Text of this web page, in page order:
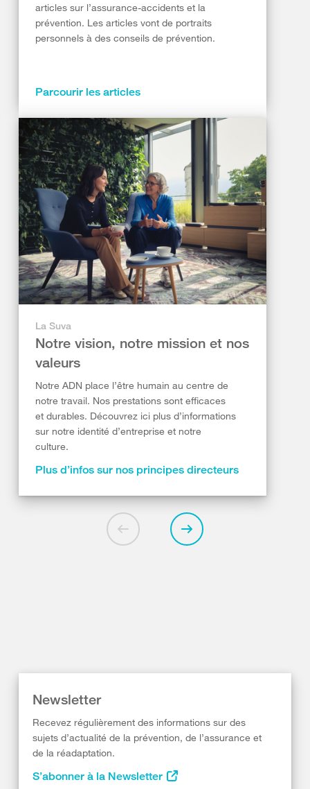
articles sur l’assurance-accidents et la
prévention. Les articles vont de portraits
personnels à des conseils de prévention.
Parcourir les articles
La Suva
Notre vision, notre mission et nos
valeurs
Notre ADN place l’être humain au centre de
notre travail. Nos prestations sont efficaces
et durables. Découvrez ici plus d’informations
sur notre identité d’entreprise et notre
culture.
Plus d’infos sur nos principes directeurs
Newsletter
Recevez régulièrement des informations sur des
sujets d’actualité de la prévention, de l’assurance et
de la réadaptation.
S’abonner à la Newsletter